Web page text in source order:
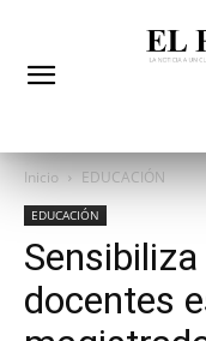
Inicio EDUCACIÓN
EDUCACIÓN
docentes